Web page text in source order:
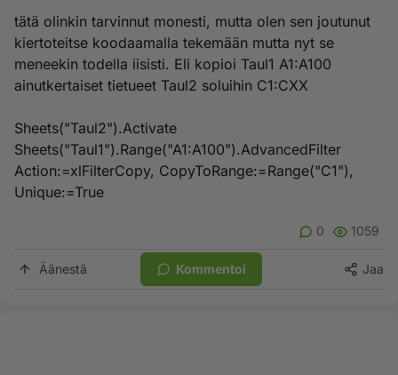
tätä olinkin tarvinnut monesti, mutta olen sen joutunut
kiertoteitse koodaamalla tekemään mutta nyt se
meneekin todella iisisti. Eli kopioi Taul1 A1:A100
ainutkertaiset tietueet Taul2 soluihin C1:CXX
Sheets("Taul2").Activate
Sheets("Taul1").Range("A1:A100").AdvancedFilter
Action:=xlFilterCopy, CopyToRange:=Range("C1"),
Unique:=True
0 1059
Äänestä Kommentoi Jaa